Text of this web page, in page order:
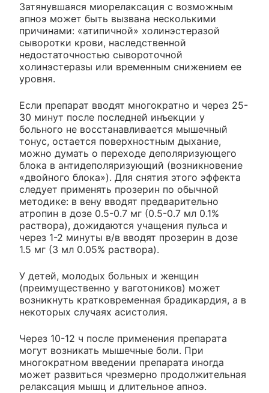
Затянувшаяся миорелаксация с возможным
апноэ может быть вызвана несколькими
причинами: «атипичной» холинэстеразой
сыворотки крови, наследственной
недостаточностью сывороточной
холинэстеразы или временным снижением ее
уровня.
Если препарат вводят многократно и через 25-
30 минут после последней инъекции у
больного не восстанавливается мышечный
тонус, остается поверхностным дыхание,
можно думать о переходе деполяризующего
блока в антидеполяризующий (возникновение
«двойного блока»). Для снятия этого эффекта
следует применять прозерин по обычной
методике: в вену вводят предварительно
атропин в дозе 0.5-0.7 мг (0.5-0.7 мл 0.1%
раствора), дожидаются учащения пульса и
через 1-2 минуты в/в вводят прозерин в дозе
1.5 мг (3 мл 0.05% раствора).
У детей, молодых больных и женщин
(преимущественно у ваготоников) может
возникнуть кратковременная брадикардия, а в
некоторых случаях асистолия.
Через 10-12 ч после применения препарата
могут возникать мышечные боли. При
многократном введении препарата иногда
может развиться чрезмерно продолжительная
релаксация мышц и длительное апноэ.